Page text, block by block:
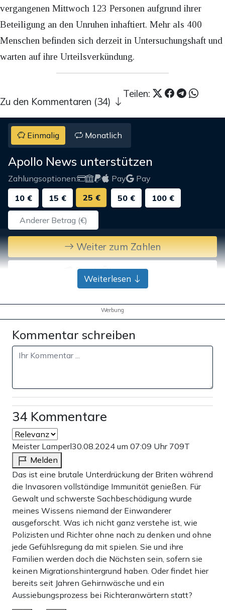
vergangenen Mittwoch 123 Personen aufgrund ihrer
Beteiligung an den Unruhen inhaftiert. Mehr als 400
Menschen befinden sich derzeit in Untersuchungshaft und
warten auf ihre Urteilsverkündung.
Teilen:
Zu den Kommentaren (34)
Einmalig Monatlich
Apollo News unterstützen
Zahlungsoptionen: Pay
Pay
10 €
15 € 25 € 50 € 100 €
Weiter zum Zahlen
Bank-Überweisung
Weiterlesen
Werbung
Kommentar schreiben
34 Kommentare
Meister Lamperl30.08.2024 um 07:09 Uhr 709T
Melden
Das ist eine brutale Unterdrückung der Briten während
die Invasoren vollständige Immunität genießen. Für
Gewalt und schwerste Sachbeschädigung wurde
meines Wissens niemand der Einwanderer
ausgeforscht. Was ich nicht ganz verstehe ist, wie
Polizisten und Richter ohne nach zu denken und ohne
jede Gefühlsregung da mit spielen. Sie und ihre
Familien werden doch die Nächsten sein, sofern sie
keinen Migrationshintergrund haben. Oder findet hier
bereits seit Jahren Gehirnwäsche und ein
Aussiebungsprozess bei Richteranwärtern statt?